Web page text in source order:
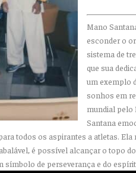
Mano
esconder o
sistema de
que sua
um exemplo
sonhos em
mundial pelo
Santana
todos os aspirantes a atletas.
é possível alcançar o topo
símbolo de perseverança e do